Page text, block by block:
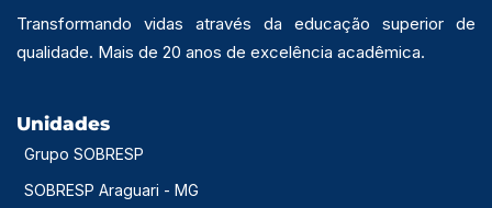
Transformando vidas através da educação superior de
qualidade. Mais de 20 anos de excelência acadêmica.
Unidades
Grupo SOBRESP
SOBRESP Araguari - MG